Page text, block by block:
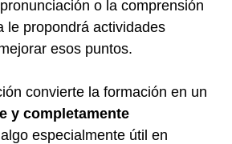
o la comprensión
le propondrá actividades
esos puntos.
convierte la formación en un
y completamente
especialmente útil en